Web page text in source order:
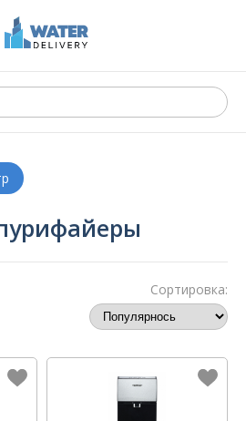
Сортировка: